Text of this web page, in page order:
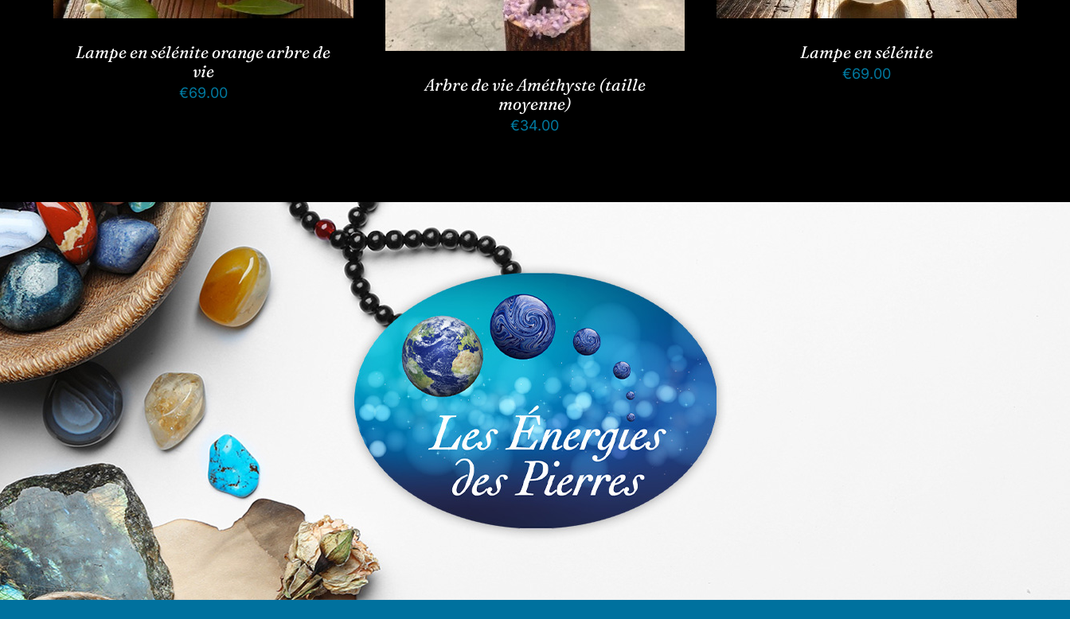
Lampe en sélénite orange arbre de
vie
€69.00
Arbre de vie Améthyste (taille
moyenne)
€34.00
Lampe en sélénite
€69.00